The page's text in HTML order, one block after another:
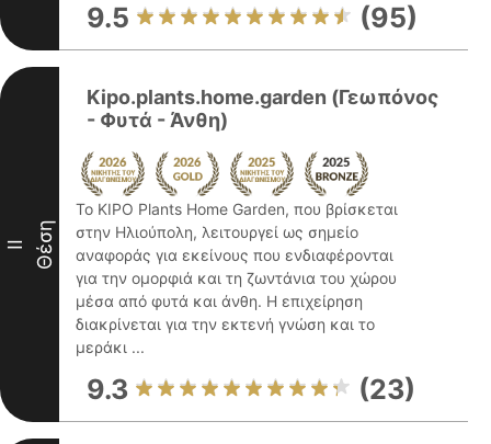
9.5 (95)
II Θέση
Kipo.plants.home.garden (Γεωπόνος
- Φυτά - Άνθη)
Το KIPO Plants Home Garden, που βρίσκεται
στην Ηλιούπολη, λειτουργεί ως σημείο
αναφοράς για εκείνους που ενδιαφέρονται
για την ομορφιά και τη ζωντάνια του χώρου
μέσα από φυτά και άνθη. Η επιχείρηση
διακρίνεται για την εκτενή γνώση και το
μεράκι ...
9.3 (23)